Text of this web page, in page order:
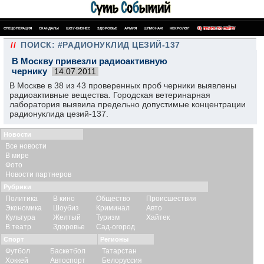
СПЕЦОПЕРАЦИЯ СКАНДАЛЫ ШОУ-БИЗНЕС ЗДОРОВЬЕ АРМИЯ ШПИОНАЖ НЕКРОЛОГ ПОИСК ПО САЙТУ
// ПОИСК: #РАДИОНУКЛИД ЦЕЗИЙ-137
В Москву привезли радиоактивную
чернику
14.07.2011
В Москве в 38 из 43 проверенных проб черники выявлены
радиоактивные вещества. Городская ветеринарная
лаборатория выявила предельно допустимые концентрации
радионуклида цезий-137.
Новости
Все новости
В мире
Фото
Новости партнеров
Рубрики
Политика
Экономика
Культура
В театр
В кино
Шоубиз
Желтый
Здоровье
Общество
Криминал
Туризм
Сад-огород
Происшествия
Авто
Хайтек
Спорт
Футбол
Хоккей
Баскетбол
Автоспорт
Регионы
Татарстан
Белоруссия